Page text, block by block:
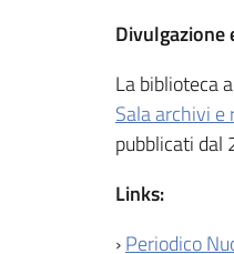
Divulgazione
La biblioteca
Sala archivi e
pubblicati dal
Links:
›Periodico